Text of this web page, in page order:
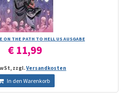
ON THE PATH TO HELL US AUSGABE
€ 11,99
zzgl.Versandkosten
In den Warenkorb